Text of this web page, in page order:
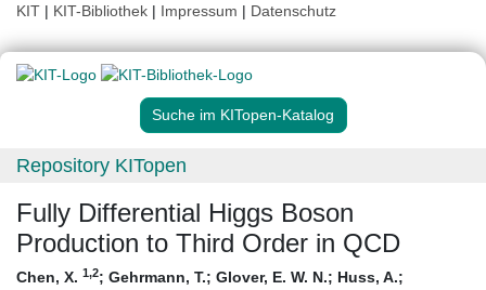
KIT | KIT-Bibliothek | Impressum | Datenschutz
Suche im KITopen-Katalog
Repository KITopen
Fully Differential Higgs Boson
Production to Third Order in QCD
Chen, X. 1,2; Gehrmann, T.; Glover, E. W. N.; Huss, A.;